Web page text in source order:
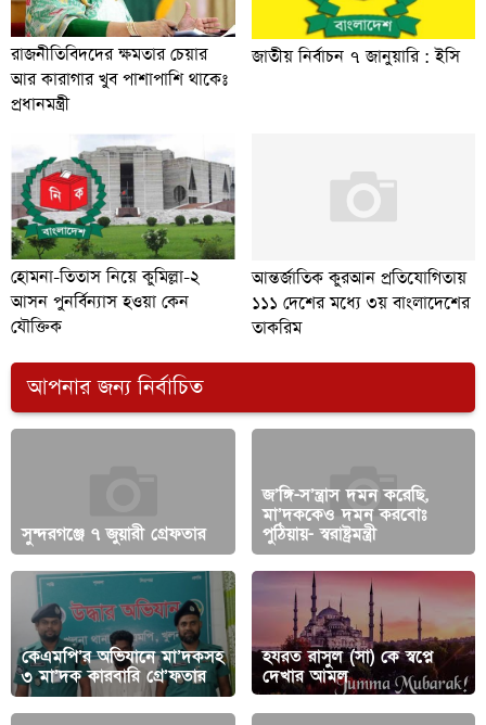
রাজনীতিবিদদের ক্ষমতার চেয়ার
আর কারাগার খুব পাশাপাশি থাকেঃ
প্রধানমন্ত্রী
জাতীয় নির্বাচন ৭ জানুয়ারি : ইসি
হোমনা-তিতাস নিয়ে কুমিল্লা-২
আসন পুনর্বিন্যাস হওয়া কেন
যৌক্তিক
আন্তর্জাতিক কুরআন প্রতিযোগিতায়
১১১ দেশের মধ্যে ৩য় বাংলাদেশের
তাকরিম
আপনার জন্য নির্বাচিত
সুন্দরগঞ্জে ৭ জুয়ারী গ্রেফতার
জ’ঙ্গি-স’ন্ত্রাস দমন করেছি,
মা’দককেও দমন করবোঃ
পুঠিয়ায়- স্বরাষ্ট্রমন্ত্রী
কেএমপি’র অভিযানে মা’দকসহ
৩ মা’দক কারবারি গ্রে’ফতার
হযরত রাসুল (সা) কে স্বপ্নে
দেখার আমল